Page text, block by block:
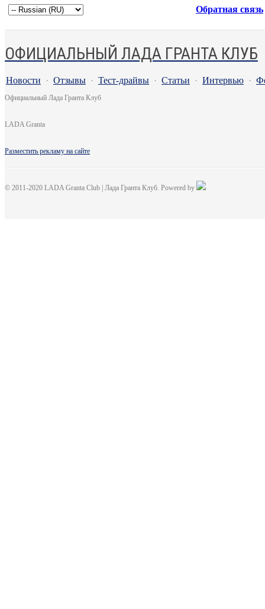
Обратная связь
ОФИЦИАЛЬНЫЙ ЛАДА ГРАНТА КЛУБ
Новости · Отзывы · Тест-драйвы · Статьи · Интервью ·
Официальный Лада Гранта Клуб
LADA Granta
Разместить рекламу на сайте
© 2011-2020 LADA Granta Club | Лада Гранта Клуб. Powered by